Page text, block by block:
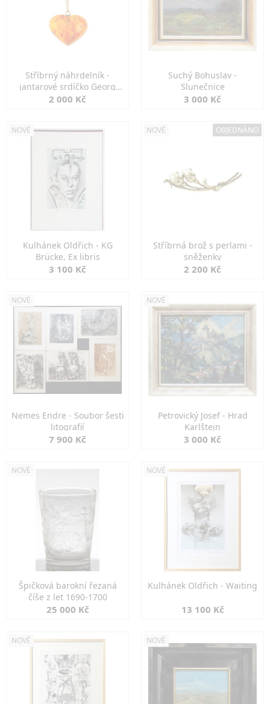
Stříbrný náhrdelník -
jantarové srdíčko Georg
Kramer
2 000 Kč
Suchý Bohuslav -
Slunečnice
3 000 Kč
NOVÉ
Kulhánek Oldřich - KG
Brücke, Ex libris
3 100 Kč
NOVÉ OBJEDNÁNO
Stříbrná brož s perlami -
sněženky
2 200 Kč
NOVÉ
Nemes Endre - Soubor šesti
litografií
7 900 Kč
NOVÉ
Petrovický Josef - Hrad
Karlštejn
3 000 Kč
NOVÉ
Špičková barokní řezaná
číše z let 1690-1700
25 000 Kč
NOVÉ
Kulhánek Oldřich - Waiting
13 100 Kč
NOVÉ NOVÉ